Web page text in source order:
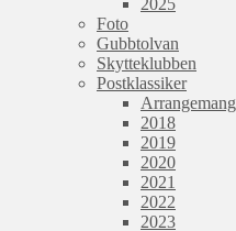
2025
Foto
Gubbtolvan
Skytteklubben
Postklassiker
Arrangemang
2018
2019
2020
2021
2022
2023